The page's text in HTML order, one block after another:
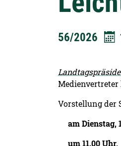
56/2026
Vorstellung der
am Dienstag,
um 11.00 Uhr,